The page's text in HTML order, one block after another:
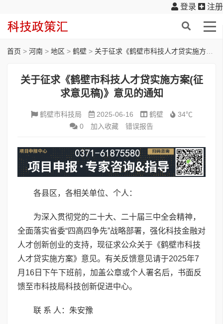
登录 注册
首页 > 河南 > 地区 > 鹤壁 > 关于征求《鹤壁市科技人才贷实施方案(征求意见稿)》意见的通知
关于征求《鹤壁市科技人才贷实施方案(征
求意见稿)》意见的通知
鹤壁市科技局 2025-06-16 鹤壁
34℃
0
加入收藏 错误报告
各县区，各相关单位、个人：
为深入贯彻党的二十大、二十届三中全会精神，
全面落实省委“四高四争先”战略部署，强化科技金融对
人才创新创业的支持，现征求公众关于《鹤壁市科技
人才贷实施方案》意见。有关反馈意见请于2025年7
月16日下午下班前，加盖公章或个人署名后，书面反
馈至市科技局科技创新促进中心。
联 系 人：朱安豫